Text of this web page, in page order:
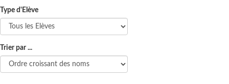
Type d'Elève
Trier par ...